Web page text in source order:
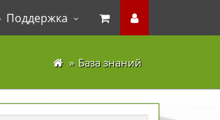
Поддержка
База знаний